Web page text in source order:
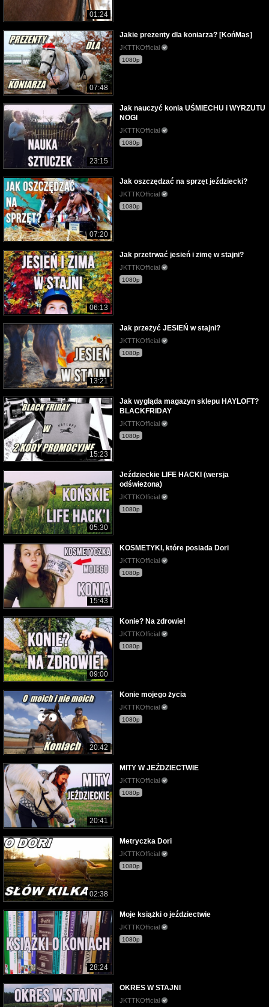
01:24
07:48
Jakie prezenty dla koniarza? [KońMas]
JKTTKOfficial
1080p
23:15
Jak nauczyć konia UŚMIECHU i WYRZUTU
NOGI
JKTTKOfficial
1080p
07:20
Jak oszczędzać na sprzęt jeździecki?
JKTTKOfficial
1080p
06:13
Jak przetrwać jesień i zimę w stajni?
JKTTKOfficial
1080p
13:21
Jak przeżyć JESIEŃ w stajni?
JKTTKOfficial
1080p
15:23
Jak wygląda magazyn sklepu HAYLOFT?
BLACKFRIDAY
JKTTKOfficial
1080p
05:30
Jeździeckie LIFE HACKI (wersja
odświeżona)
JKTTKOfficial
1080p
15:43
KOSMETYKI, które posiada Dori
JKTTKOfficial
1080p
09:00
Konie? Na zdrowie!
JKTTKOfficial
1080p
20:42
Konie mojego życia
JKTTKOfficial
1080p
20:41
MITY W JEŹDZIECTWIE
JKTTKOfficial
1080p
02:38
Metryczka Dori
JKTTKOfficial
1080p
28:24
Moje książki o jeździectwie
JKTTKOfficial
1080p
OKRES W STAJNI
JKTTKOfficial